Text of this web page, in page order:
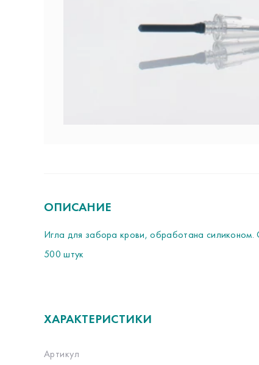
ОПИСАНИЕ
Игла для забора крови, обработана силиконом.
500 штук
ХАРАКТЕРИСТИКИ
Артикул